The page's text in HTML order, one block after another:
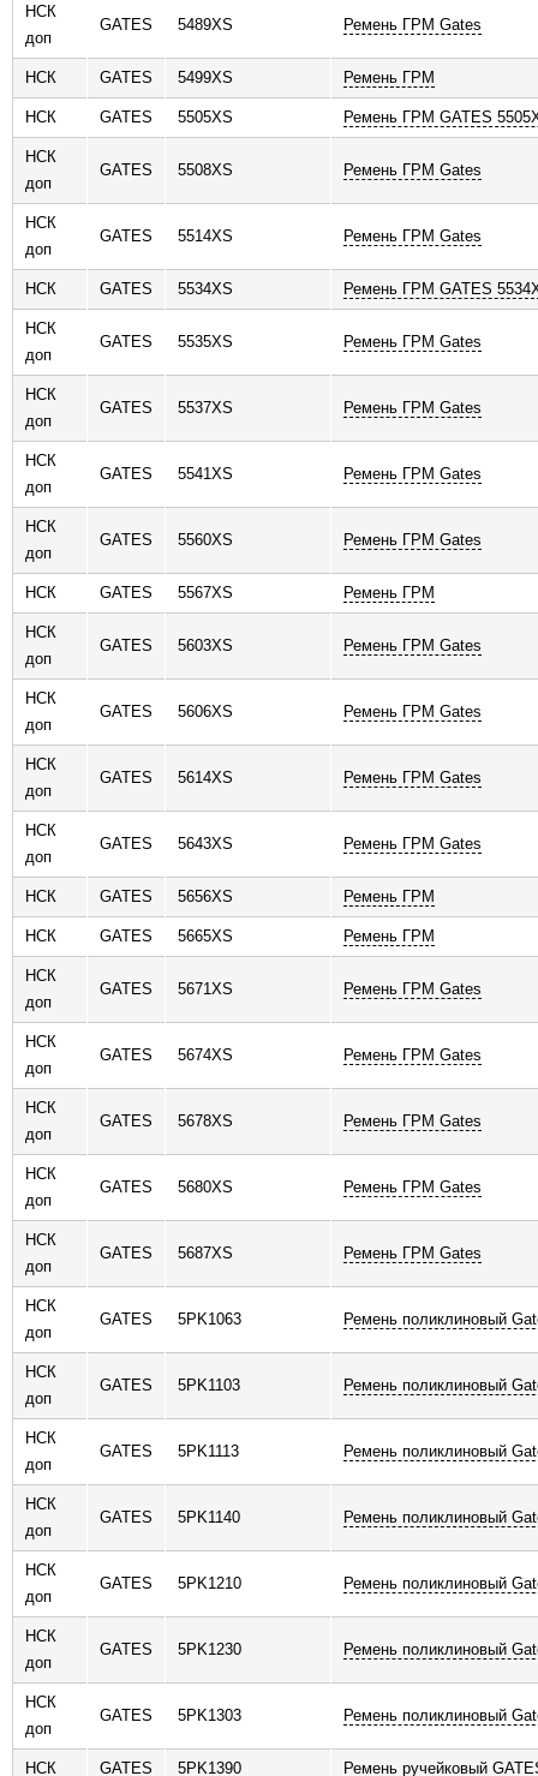
НСК
доп
GATES 5489XS Ремень ГРМ Gates
НСК GATES 5499XS Ремень ГРМ
НСК GATES 5505XS Ремень ГРМ GATES
НСК
доп
GATES 5508XS Ремень ГРМ Gates
НСК
доп
GATES 5514XS Ремень ГРМ Gates
НСК GATES 5534XS Ремень ГРМ GATES
НСК
доп
GATES 5535XS Ремень ГРМ Gates
НСК
доп
GATES 5537XS Ремень ГРМ Gates
НСК
доп
GATES 5541XS Ремень ГРМ Gates
НСК
доп
GATES 5560XS Ремень ГРМ Gates
НСК GATES 5567XS Ремень ГРМ
НСК
доп
GATES 5603XS Ремень ГРМ Gates
НСК
доп
GATES 5606XS Ремень ГРМ Gates
НСК
доп
GATES 5614XS Ремень ГРМ Gates
НСК
доп
GATES 5643XS Ремень ГРМ Gates
НСК GATES 5656XS Ремень ГРМ
НСК GATES 5665XS Ремень ГРМ
НСК
доп
GATES 5671XS Ремень ГРМ Gates
НСК
доп
GATES 5674XS Ремень ГРМ Gates
НСК
доп
GATES 5678XS Ремень ГРМ Gates
НСК
доп
GATES 5680XS Ремень ГРМ Gates
НСК
доп
GATES 5687XS Ремень ГРМ Gates
НСК
доп
GATES 5PK1063 Ремень поликлиновый
НСК
доп
GATES 5PK1103 Ремень поликлиновый
НСК
доп
GATES 5PK1113 Ремень поликлиновый
НСК
доп
GATES 5PK1140 Ремень поликлиновый
НСК
доп
GATES 5PK1210 Ремень поликлиновый
НСК
доп
GATES 5PK1230 Ремень поликлиновый
НСК
доп
GATES 5PK1303 Ремень поликлиновый
НСК GATES 5PK1390 Ремень ручейковый